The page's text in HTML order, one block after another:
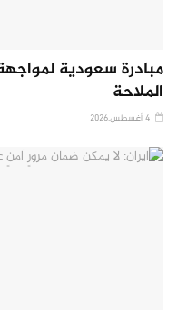
مبادرة سعودية
الملاحة